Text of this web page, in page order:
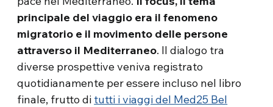
principale del viaggio era il fenomeno
migratorio e il movimento delle persone
attraverso il Mediterraneo. Il dialogo tra
diverse prospettive veniva registrato
quotidianamente per essere incluso nel libro
finale, frutto di tutti i viaggi del Med25 Bel